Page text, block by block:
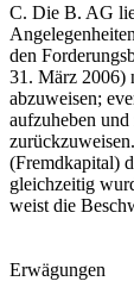
C. Die B. AG
den
31. März 2006)
abzuweisen;
aufzuheben
(Fremdkapital)
gleichzeitig
weist die
Erwägungen